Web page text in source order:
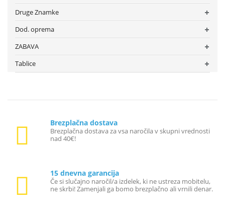
Druge Znamke
Dod. oprema
ZABAVA
Tablice
Brezplačna dostava
Brezplačna dostava za vsa naročila v skupni vrednosti
nad 40€!
15 dnevna garancija
Če si slučajno naročil/a izdelek, ki ne ustreza mobitelu,
ne skrbi! Zamenjali ga bomo brezplačno ali vrnili denar.